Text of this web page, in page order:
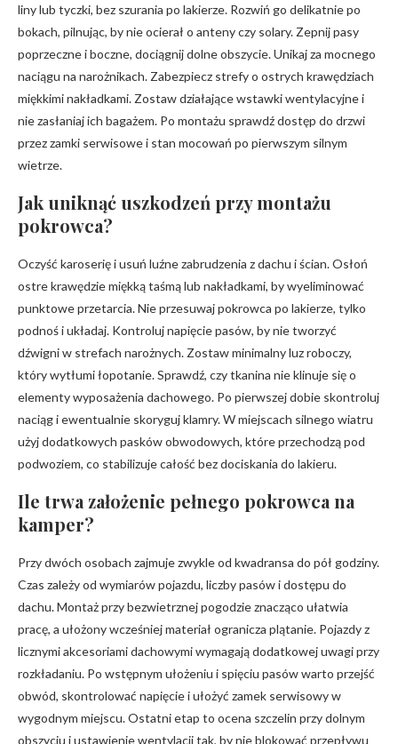
liny lub tyczki, bez szurania po lakierze. Rozwiń go delikatnie po
bokach, pilnując, by nie ocierał o anteny czy solary. Zepnij pasy
poprzeczne i boczne, dociągnij dolne obszycie. Unikaj za mocnego
naciągu na narożnikach. Zabezpiecz strefy o ostrych krawędziach
miękkimi nakładkami. Zostaw działające wstawki wentylacyjne i
nie zasłaniaj ich bagażem. Po montażu sprawdź dostęp do drzwi
przez zamki serwisowe i stan mocowań po pierwszym silnym
wietrze.
Jak uniknąć uszkodzeń przy montażu
pokrowca?
Oczyść karoserię i usuń luźne zabrudzenia z dachu i ścian. Osłoń
ostre krawędzie miękką taśmą lub nakładkami, by wyeliminować
punktowe przetarcia. Nie przesuwaj pokrowca po lakierze, tylko
podnoś i układaj. Kontroluj napięcie pasów, by nie tworzyć
dźwigni w strefach narożnych. Zostaw minimalny luz roboczy,
który wytłumi łopotanie. Sprawdź, czy tkanina nie klinuje się o
elementy wyposażenia dachowego. Po pierwszej dobie skontroluj
naciąg i ewentualnie skoryguj klamry. W miejscach silnego wiatru
użyj dodatkowych pasków obwodowych, które przechodzą pod
podwoziem, co stabilizuje całość bez dociskania do lakieru.
Ile trwa założenie pełnego pokrowca na
kamper?
Przy dwóch osobach zajmuje zwykle od kwadransa do pół godziny.
Czas zależy od wymiarów pojazdu, liczby pasów i dostępu do
dachu. Montaż przy bezwietrznej pogodzie znacząco ułatwia
pracę, a ułożony wcześniej materiał ogranicza plątanie. Pojazdy z
licznymi akcesoriami dachowymi wymagają dodatkowej uwagi przy
rozkładaniu. Po wstępnym ułożeniu i spięciu pasów warto przejść
obwód, skontrolować napięcie i ułożyć zamek serwisowy w
wygodnym miejscu. Ostatni etap to ocena szczelin przy dolnym
obszyciu i ustawienie wentylacji tak, by nie blokować przepływu